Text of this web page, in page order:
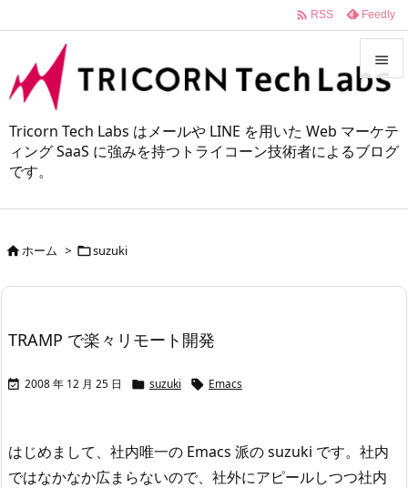
Tricorn Tech Labs はメールや LINE を用いた Web マーケテ
ィング SaaS に強みを持つトライコーン技術者によるブログ
です。



 RSS Feedly
ホーム > suzuki
TRAMP で楽々リモート開発
 2008 年 12 月 25 日  suzuki  Emacs
はじめまして、社内唯一の Emacs 派の suzuki です。 社内
ではなかなか広まらないので、社外にアピールしつつ社内